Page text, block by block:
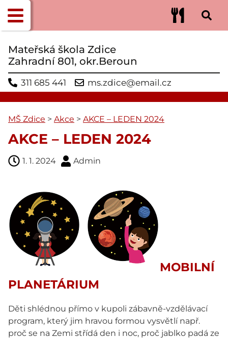
Mateřská škola Zdice
Zahradní 801, okr.Beroun
311 685 441 ms.zdice@email.cz
MŠ Zdice > Akce > AKCE – LEDEN 2024
AKCE – LEDEN 2024
1. 1. 2024 Admin
MOBILNÍ
PLANETÁRIUM
Děti shlédnou přímo v kupoli zábavně-vzdělávací
program, který jim hravou formou vysvětlí např.
proč se na Zemi střídá den i noc, proč jablko padá ze